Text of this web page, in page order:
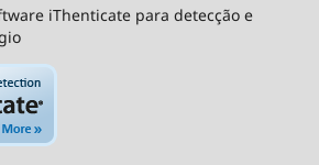
iThenticate para detecção e